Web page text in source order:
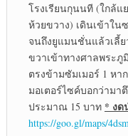
โรงเรียนกุนนที (ใกล้
ห้วยขวาง) เดินเข้าใน
จนถึงยูแมนชั่นแล้วเลี้ย
ขวาเข้าทางศาลพระ
ตรงข้ามซัมเมอร์ 1 หา
มอเตอร์ไซค์บอกว่าม
ประมาณ 15 บาท * งด
https://goo.gl/maps/